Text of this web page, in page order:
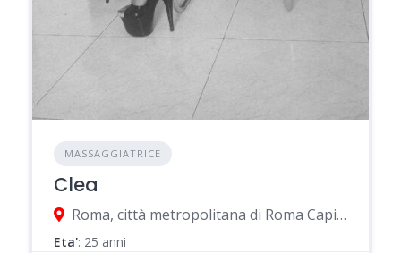
MASSAGGIATRICE
Clea
Roma, città metropolitana di Roma Capitale, Italia
Eta': 25 anni